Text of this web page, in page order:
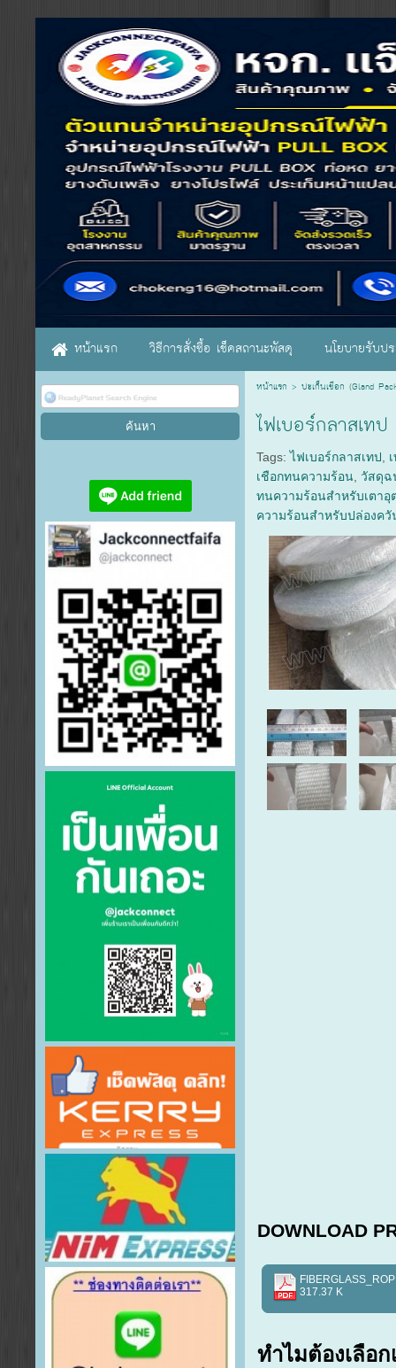
หน้าแรก วิธีการสั่งซื้อ เช็คสถานะพัสดุ นโยบายรับป
หน้าแรก > ปะเก็นเชือก (Gland
ไฟเบอร์กลาสเท
Tags:ไฟเบอร์กลาสเทป
เชือกทนความร้อน วัสดุฉ
ทนความร้อนสำหรับเตาอุ
ความร้อนสำหรับปล่องควั
DOWNLOAD
317.37 K
ทำไมต้องเลือ